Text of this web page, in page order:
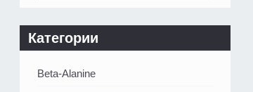
Категории
Beta-Alanine